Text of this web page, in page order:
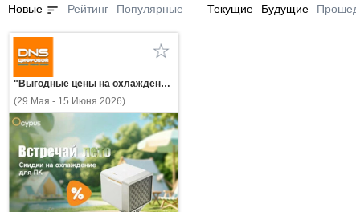
Новые sort Рейтинг Популярные Текущие Будущие
"Выгодные цены на охлаждение Ocypus!"
(29 Мая - 15 Июня 2026)